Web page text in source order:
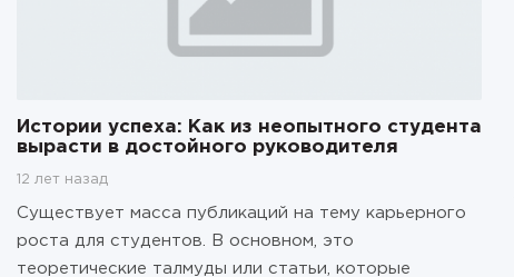
Истории успеха: Как из неопытного студента
вырасти в достойного руководителя
12 лет назад
Существует масса публикаций на тему карьерного
роста для студентов. В основном, это
теоретические талмуды или статьи, которые